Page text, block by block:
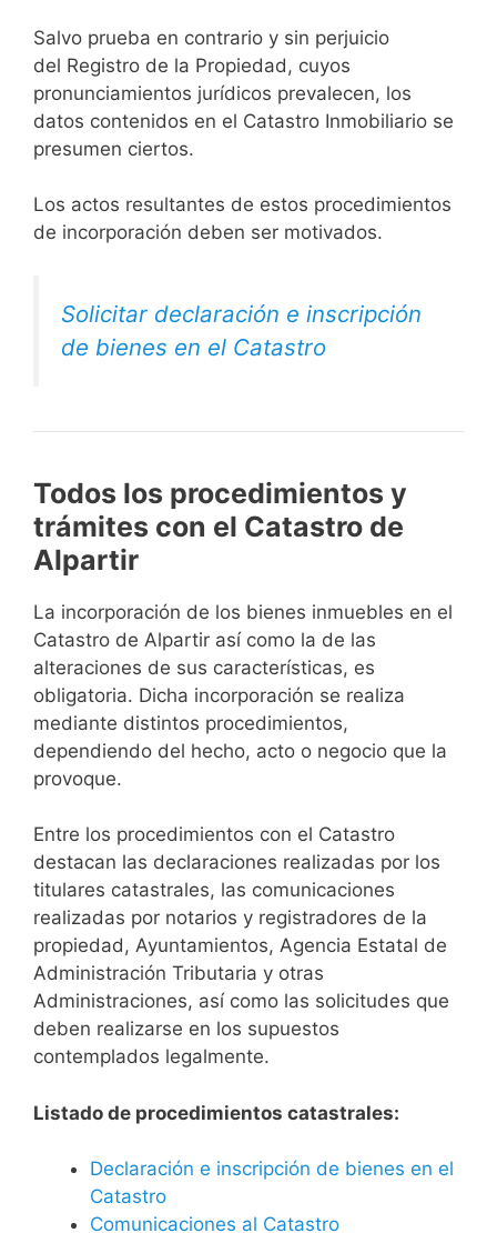
Salvo prueba en contrario y sin perjuicio
del Registro de la Propiedad, cuyos
pronunciamientos jurídicos prevalecen, los
datos contenidos en el Catastro Inmobiliario se
presumen ciertos.
Los actos resultantes de estos procedimientos
de incorporación deben ser motivados.
Solicitar declaración e inscripción
de bienes en el Catastro
Todos los procedimientos y
trámites con el Catastro de
Alpartir
La incorporación de los bienes inmuebles en el
Catastro de Alpartir así como la de las
alteraciones de sus características, es
obligatoria. Dicha incorporación se realiza
mediante distintos procedimientos,
dependiendo del hecho, acto o negocio que la
provoque.
Entre los procedimientos con el Catastro
destacan las declaraciones realizadas por los
titulares catastrales, las comunicaciones
realizadas por notarios y registradores de la
propiedad, Ayuntamientos, Agencia Estatal de
Administración Tributaria y otras
Administraciones, así como las solicitudes que
deben realizarse en los supuestos
contemplados legalmente.
Listado de procedimientos catastrales:
Declaración e inscripción de bienes en el
Catastro
Comunicaciones al Catastro